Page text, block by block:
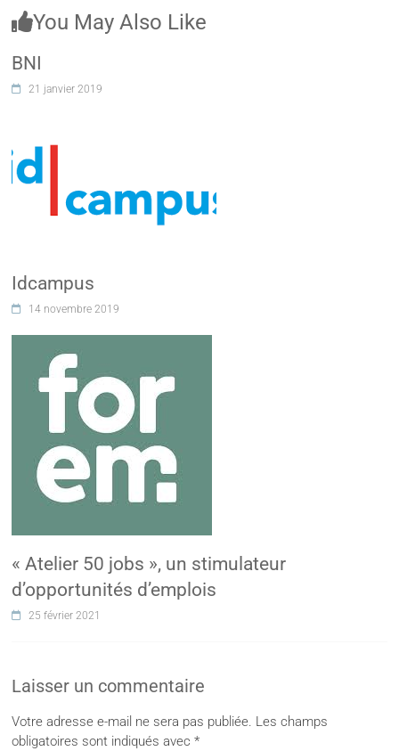
You May Also Like
BNI
21 janvier 2019
Idcampus
14 novembre 2019
« Atelier 50 jobs », un stimulateur
d’opportunités d’emplois
25 février 2021
Laisser un commentaire
Votre adresse e-mail ne sera pas publiée. Les champs
obligatoires sont indiqués avec*